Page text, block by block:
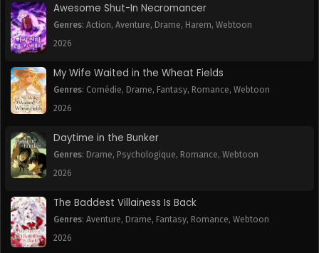
Chapitre 32
January 30, 2026
Chapitre 31
Chapitre 30
January 30, 2026
Chapitre 29
Chapitre 28
Chapitre 26
January 30, 2026
Chapitre 25
Chapitre 24
January 30, 2026
Chapitre 23
January 30, 2026
Chapitre 22
Awesome Shut-In Necromancer
Genres: Action, Aventure, Drame, Harem, Webtoon
2026
My Wife Waited in the Wheat Fields
Genres: Comédie, Drame, Fantasy, Romance, Webtoon
2026
Daytime in the Bunker
Genres: Drame, Psychologique, Romance, Webtoon
2026
The Baddest Villainess Is Back
Genres: Aventure, Drame, Fantasy, Romance, Webtoon
2026